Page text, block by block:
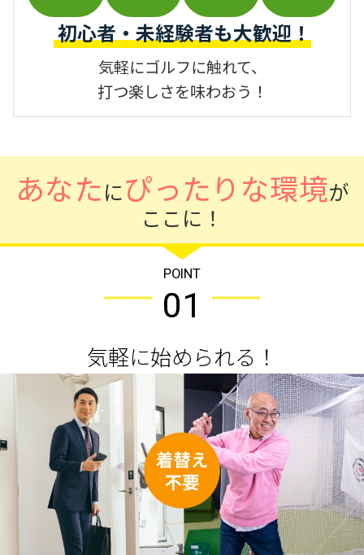
初心者・未経験者も大歓迎！
気軽にゴルフに触れて、
打つ楽しさを味わおう！
あなたにぴったりな環境が
ここに！
POINT
01
気軽に始められる！